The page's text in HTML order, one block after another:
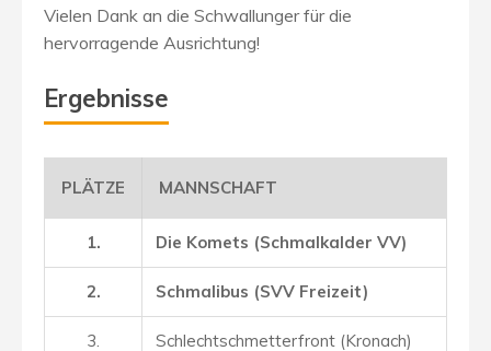
Vielen Dank an die Schwallunger für die
hervorragende Ausrichtung!
Ergebnisse
PLÄTZE MANNSCHAFT
1. Die Komets (Schmalkalder VV)
2. Schmalibus (SVV Freizeit)
3. Schlechtschmetterfront (Kronach)